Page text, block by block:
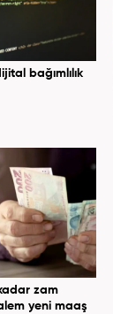
bağımlılık
zam
yeni maaş